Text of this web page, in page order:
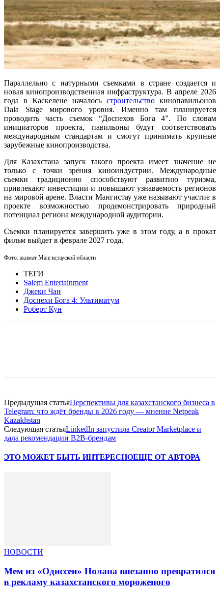
Параллельно с натурными съемками в стране создается и
новая кинопроизводственная инфраструктура. В апреле 2026
года в Каскелене началось строительство кинопавильонов
Dala Stage мирового уровня. Именно там планируется
проводить часть съемок “Доспехов Бога 4”. По словам
инициаторов проекта, павильоны будут соответствовать
международным стандартам и смогут принимать крупные
зарубежные кинопроизводства.
Для Казахстана запуск такого проекта имеет значение не
только с точки зрения киноиндустрии. Международные
съемки традиционно способствуют развитию туризма,
привлекают инвестиции и повышают узнаваемость регионов
на мировой арене. Власти Мангистау уже называют участие в
проекте возможностью продемонстрировать природный
потенциал региона международной аудитории.
Съемки планируется завершить уже в этом году, а в прокат
фильм выйдет в феврале 2027 года.
Фото: акимат Мангистауской области
ТЕГИ
Sәlem Entertainment
Джеки Чан
Доспехи Бога 4: Ультиматум
Роберт Кун
Предыдущая статьяПерспективы для казахстанского бизнеса в
Telegram: что ждёт бренды в 2026 году — мнение Netpeak
Kazakhstan
Следующая статьяLinkedIn запустила Creator Marketplace и
дала рекомендации B2B-брендам
ЭТО МОЖЕТ БЫТЬ ИНТЕРЕСНОЕЩЕ ОТ АВТОРА
НОВОСТИ
Мем из «Одиссеи» Нолана внезапно превратился
в рекламу казахстанского мороженого